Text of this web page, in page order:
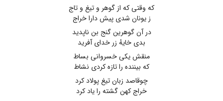
که وقتی که از گوهر و تیغ و تاج
ز یونان شدی پیش دارا خراج
در آن گوهرین گنج بن ناپدید
بدی خایهٔ زر خدای آفرید
منقش یکی خسروانی بساط
که بیننده را تازه کردی نشاط
چوقاصد زبان تیغ پولاد کرد
خراج کهن گشته را یاد کرد